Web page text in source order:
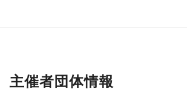
主催者団体情報